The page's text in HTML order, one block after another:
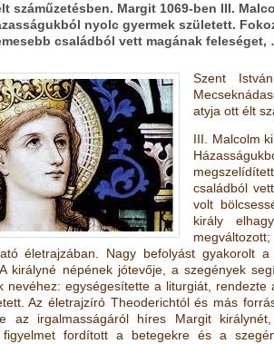
száműzetésben. Margit 1069-ben III.
nyolc gyermek született.
családból vett magának feleséget,
Szent
atyja ott élt
III. Malcolm
családból
volt
király
életrajzában. Nagy befolyást gyakorolt
királyné népének jótevője, a szegények
nevéhez: egységesítette a liturgiát,
Az életrajzíró Theoderichtól és más
az irgalmasságáról híres Margit
figyelmet fordított a betegekre és a